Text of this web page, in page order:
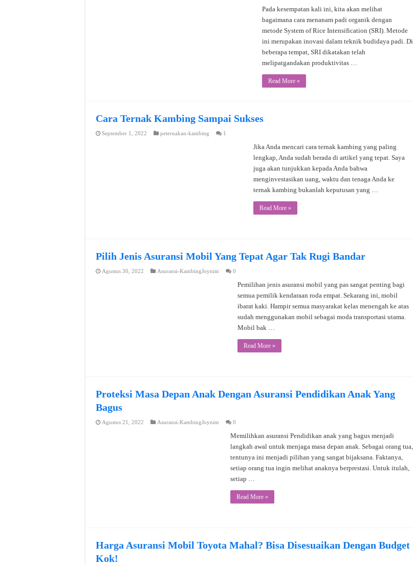
Pada kesempatan kali ini, kita akan melihat
bagaimana cara menanam padi organik dengan
metode System of Rice Intensification (SRI). Metode
ini merupakan inovasi dalam teknik budidaya padi. Di
beberapa tempat, SRI dikatakan telah
melipatgandakan produktivitas …
Read More »
Cara Ternak Kambing Sampai Sukses
September 1, 2022 peternakan-kambing 1
Jika Anda mencari cara ternak kambing yang paling
lengkap, Anda sudah berada di artikel yang tepat. Saya
juga akan tunjukkan kepada Anda bahwa
menginvestasikan uang, waktu dan tenaga Anda ke
ternak kambing bukanlah keputusan yang …
Read More »
Pilih Jenis Asuransi Mobil Yang Tepat Agar Tak Rugi Bandar
Agustus 30, 2022 Asuransi-KambingJoynim 0
Pemilihan jenis asuransi mobil yang pas sangat penting bagi
semua pemilik kendaraan roda empat. Sekarang ini, mobil
ibarat kaki. Hampir semua masyarakat kelas menengah ke atas
sudah menggunakan mobil sebagai moda transportasi utama.
Mobil bak …
Read More »
Proteksi Masa Depan Anak Dengan Asuransi Pendidikan Anak Yang
Bagus
Agustus 21, 2022 Asuransi-KambingJoynim 0
Memilihkan asuransi Pendidikan anak yang bagus menjadi
langkah awal untuk menjaga masa depan anak. Sebagai orang tua,
tentunya ini menjadi pilihan yang sangat bijaksana. Faktanya,
setiap orang tua ingin melihat anaknya berprestasi. Untuk itulah,
setiap …
Read More »
Harga Asuransi Mobil Toyota Mahal? Bisa Disesuaikan Dengan Budget
Kok!